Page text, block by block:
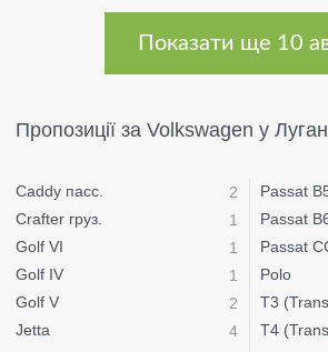
Показати ще 10
Пропозиції за Volkswagen у
Caddy пасс.
2
Crafter груз.
1
Golf VI
1
Golf IV
1
Golf V
2
Jetta
4
Passat
Passat
Passat
Polo
T3
T4